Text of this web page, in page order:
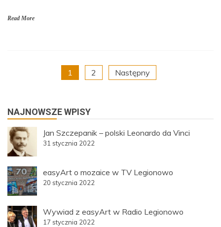
Read More
Nawigacja
wpisach
1 2 Następny
NAJNOWSZE WPISY
Jan Szczepanik – polski Leonardo da Vinci
31 stycznia 2022
easyArt o mozaice w TV Legionowo
20 stycznia 2022
Wywiad z easyArt w Radio Legionowo
17 stycznia 2022